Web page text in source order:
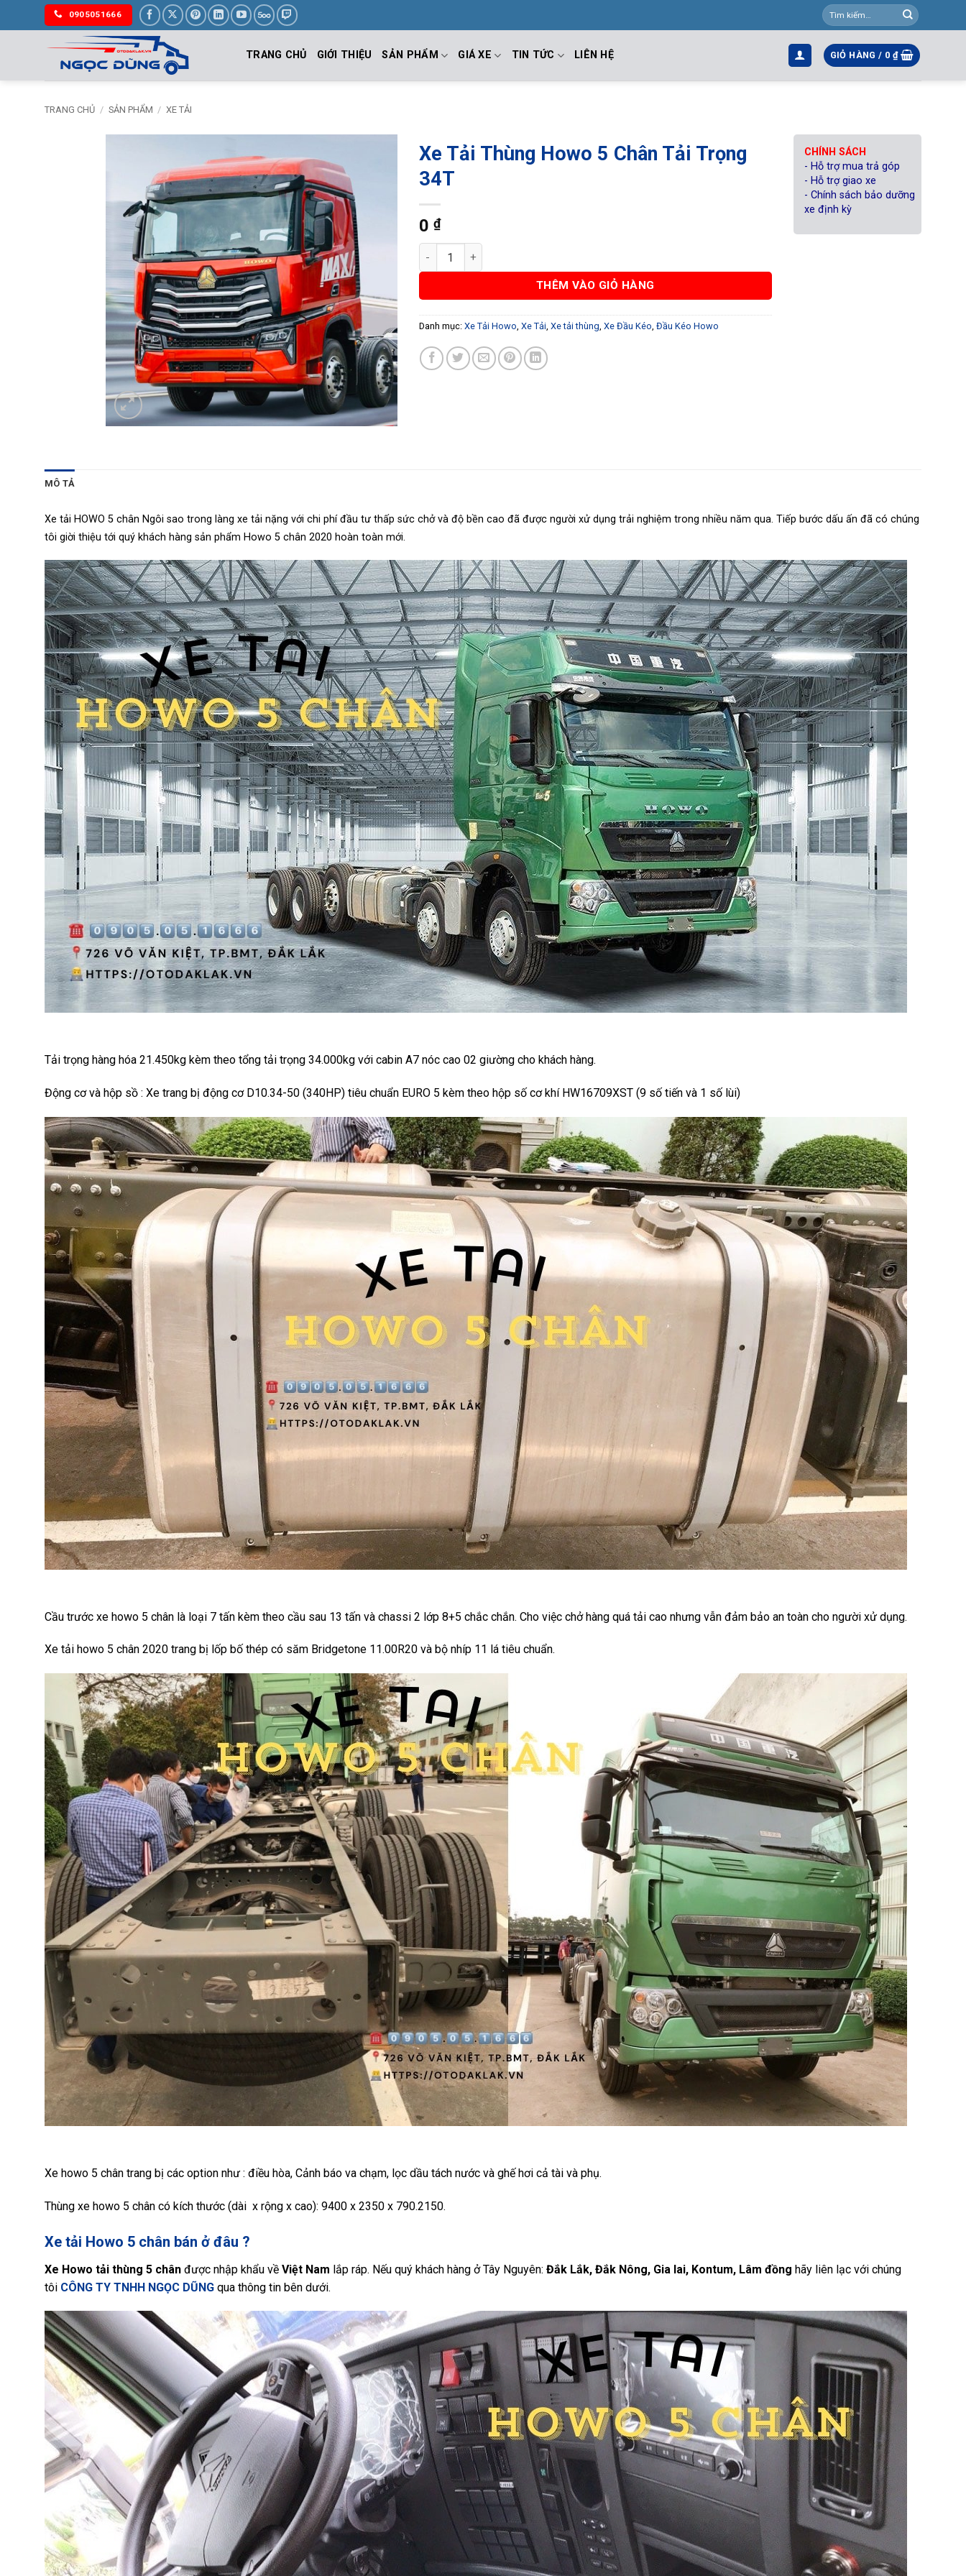
0905051666
Tìm
kiếm:
TRANG CHỦ GIỚI THIỆU SẢN PHẨM GIÁ XE TIN TỨC LIÊN HỆ GIỎ HÀNG / 0 ₫
TRANG CHỦ / SẢN PHẨM / XE TẢI
Xe Tải Thùng Howo 5 Chân Tải Trọng
34T
0 ₫
Xe Tải Thùng Howo 5 Chân Tải Trọng 34T số lượng
THÊM VÀO GIỎ HÀNG
Danh mục: Xe Tải Howo Xe Tải, Xe tải thùng Xe Đầu Kéo Đầu Kéo Howo
CHÍNH SÁCH
- Hỗ trợ mua trả góp
- Hỗ trợ giao xe
- Chính sách bảo dưỡng
xe định kỳ
MÔ TẢ
Xe tải HOWO 5 chân Ngôi sao trong làng xe tải nặng với chi phí đầu tư thấp sức chở và độ bền cao đã được người xử dụng trải nghiệm trong nhiều năm qua. Tiếp bước dấu ấn đã có chúng
tôi giời thiệu tới quý khách hàng sản phẩm Howo 5 chân 2020 hoàn toàn mới.
Tải trọng hàng hóa 21.450kg kèm theo tổng tải trọng 34.000kg với cabin A7 nóc cao 02 giường cho khách hàng.
Động cơ và hộp sồ : Xe trang bị động cơ D10.34-50 (340HP) tiêu chuẩn EURO 5 kèm theo hộp số cơ khí HW16709XST (9 số tiến và 1 số lùi)
Cầu trước xe howo 5 chân là loại 7 tấn kèm theo cầu sau 13 tấn và chassi 2 lớp 8+5 chắc chắn. Cho việc chở hàng quá tải cao nhưng vẫn đảm bảo an toàn cho người xử dụng.
Xe tải howo 5 chân 2020 trang bị lốp bố thép có săm Bridgetone 11.00R20 và bộ nhíp 11 lá tiêu chuẩn.
Xe howo 5 chân trang bị các option như : điều hòa, Cảnh báo va chạm, lọc dầu tách nước và ghế hơi cả tài và phụ.
Thùng xe howo 5 chân có kích thước (dài x rộng x cao): 9400 x 2350 x 790.2150.
Xe tải Howo 5 chân bán ở đâu ?
Xe Howo tải thùng 5 chân được nhập khẩu về Việt Nam lắp ráp. Nếu quý khách hàng ở Tây Nguyên: Đắk Lắk, Đắk Nông, Gia lai, Kontum, Lâm đồng hãy liên lạc với chúng
tôi CÔNG TY TNHH NGỌC DŨNG qua thông tin bên dưới.